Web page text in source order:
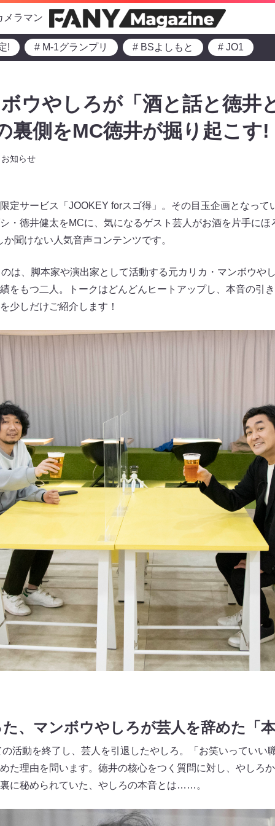
メラマン
! # M-1グランプリ # BSよしもと # JO1
ウやしろが「酒と話と徳井
裏側をMC徳井が掘り起こす!
お知らせ
定サービス「JOOKEY forスゴ得」。その目玉企画となって
・徳井健太をMCに、気になるゲスト芸人がお酒を片手にほ
聞けない人気音声コンテンツです。
は、脚本家や演出家として活動する元カリカ・マンボウや
をもつ二人。トークはどんどんヒートアップし、本音の引
少しだけご紹介します！
、マンボウやしろが芸人を辞めた「
活動を終了し、芸人を引退したやしろ。「お笑いっていい
た理由を問います。徳井の核心をつく質問に対し、やしろ
に秘められていた、やしろの本音とは……。